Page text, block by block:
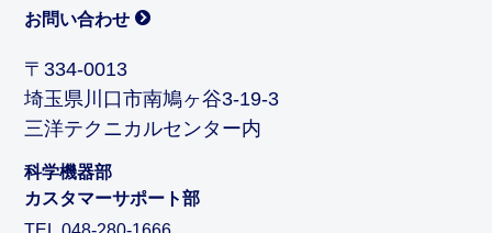
お問い合わせ
〒334-0013
埼玉県川口市南鳩ヶ谷3-19-3
三洋テクニカルセンター内
科学機器部
カスタマーサポート部